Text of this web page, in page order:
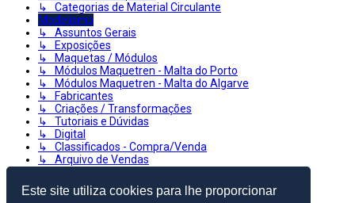
Este site utiliza cookies para lhe proporcionar
↳ Categorias de Material Circulante
Modelismo
↳ Assuntos Gerais
↳ Exposições
↳ Maquetas / Módulos
↳ Módulos Maquetren - Malta do Porto
↳ Módulos Maquetren - Malta do Algarve
↳ Fabricantes
↳ Criações / Transformações
↳ Tutoriais e Dúvidas
↳ Digital
↳ Classificados - Compra/Venda
↳ Arquivo de Vendas
↳ Comboios em Lego
↳ Virtual